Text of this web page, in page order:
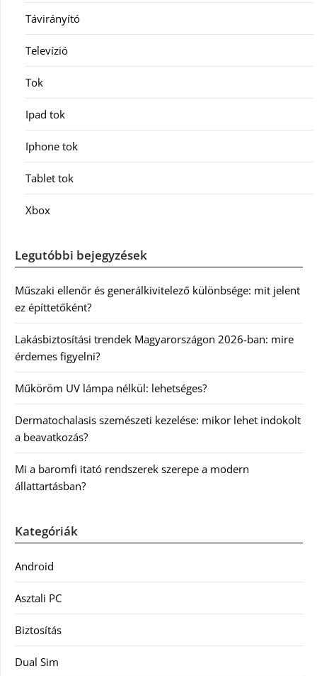
Távirányító
Televízió
Tok
Ipad tok
Iphone tok
Tablet tok
Xbox
Legutóbbi bejegyzések
Műszaki ellenőr és generálkivitelező különbsége: mit jelent
ez építtetőként?
Lakásbiztosítási trendek Magyarországon 2026-ban: mire
érdemes figyelni?
Műköröm UV lámpa nélkül: lehetséges?
Dermatochalasis szemészeti kezelése: mikor lehet indokolt
a beavatkozás?
Mi a baromfi itató rendszerek szerepe a modern
állattartásban?
Kategóriák
Android
Asztali PC
Biztosítás
Dual Sim